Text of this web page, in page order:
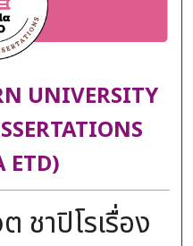
UNIVERSITY
ETD)
ชาปิโรเรื่อง